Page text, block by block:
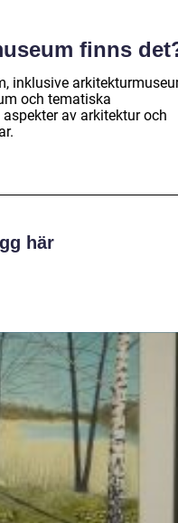
finns
inklusive
och tematiska
av arkitektur och
här